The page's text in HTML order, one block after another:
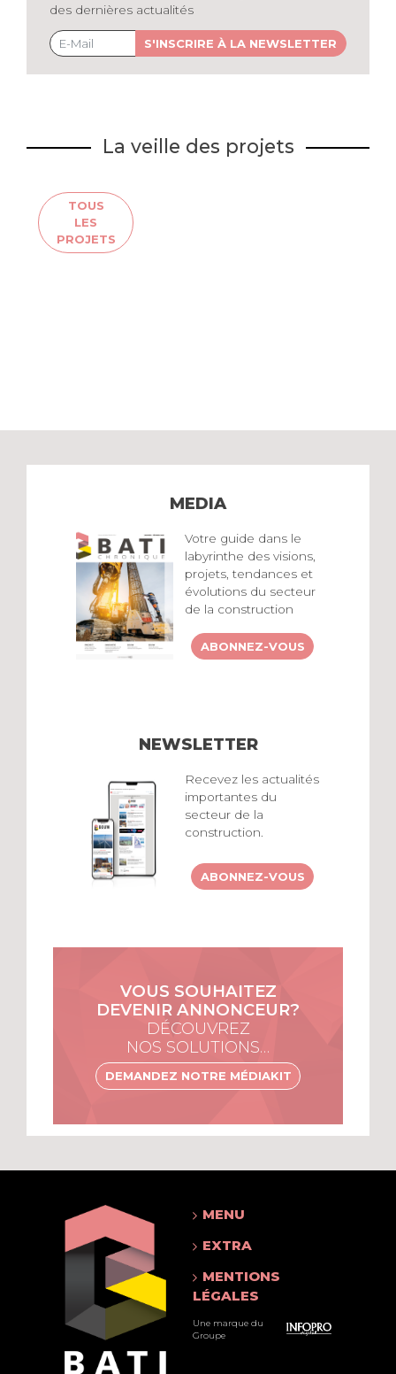
des dernières actualités
S'INSCRIRE À LA NEWSLETTER
La veille des projets
TOUS
LES
PROJETS
MEDIA
Votre guide dans le
labyrinthe des visions,
projets, tendances et
évolutions du secteur
de la construction
ABONNEZ-VOUS
NEWSLETTER
Recevez les actualités
importantes du
secteur de la
construction.
ABONNEZ-VOUS
VOUS SOUHAITEZ
DEVENIR ANNONCEUR?
DÉCOUVREZ
NOS SOLUTIONS…
DEMANDEZ NOTRE MÉDIAKIT
MENU
EXTRA
MENTIONS
LÉGALES
Une marque du
Groupe